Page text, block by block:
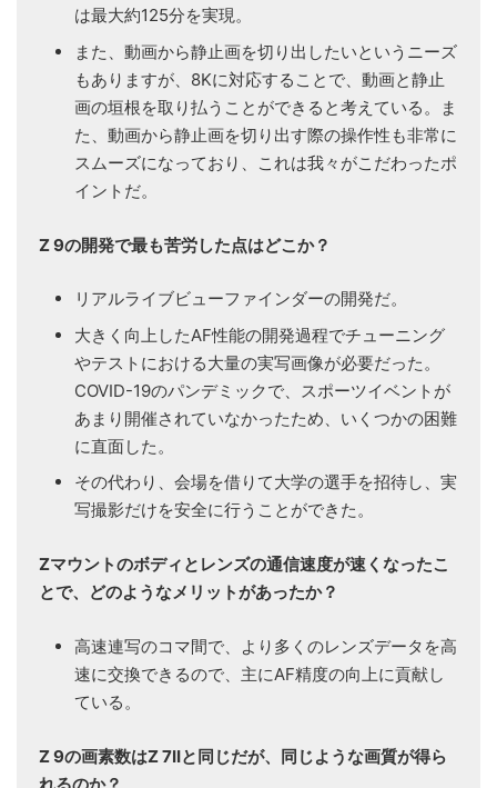
は最大約125分を実現。
また、動画から静止画を切り出したいというニーズ
もありますが、8Kに対応することで、動画と静止
画の垣根を取り払うことができると考えている。ま
た、動画から静止画を切り出す際の操作性も非常に
スムーズになっており、これは我々がこだわったポ
イントだ。
Z 9の開発で最も苦労した点はどこか？
リアルライブビューファインダーの開発だ。
大きく向上したAF性能の開発過程でチューニング
やテストにおける大量の実写画像が必要だった。
COVID-19のパンデミックで、スポーツイベントが
あまり開催されていなかったため、いくつかの困難
に直面した。
その代わり、会場を借りて大学の選手を招待し、実
写撮影だけを安全に行うことができた。
Zマウントのボディとレンズの通信速度が速くなったこ
とで、どのようなメリットがあったか？
高速連写のコマ間で、より多くのレンズデータを高
速に交換できるので、主にAF精度の向上に貢献し
ている。
Z 9の画素数はZ 7IIと同じだが、同じような画質が得ら
れるのか？